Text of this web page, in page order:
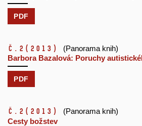
PDF
č.2 (2013)
(Panorama knih)
Barbora Bazalová: Poruchy
PDF
č.2 (2013)
(Panorama knih)
Cesty božstev